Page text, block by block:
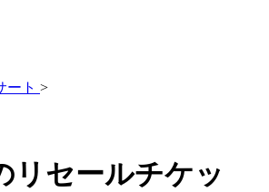
ート >
リセールチケッ